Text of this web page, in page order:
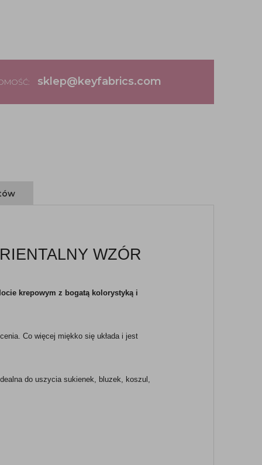
sklep@keyfabrics.com
WZÓR
krepowym z bogatą kolorystyką i
Co więcej miękko się układa i jest
do uszycia sukienek, bluzek, koszul,